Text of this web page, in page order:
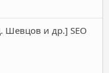
и др.] SEO